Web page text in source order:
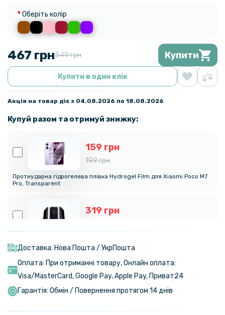
Оберіть колір
467 грн549 грн Купити
Купити в один клік
Акція на товар діє з 04.08.2026 по 18.08.2026
Купуй разом та отримуй знижку:
159 грн
199 грн
Протиударна гідрогелева плівка Hydrogel Film для Xiaomi Poco M7
Pro, Transparent
319 грн
M7 Pro, (Антишпигун, глянцева)
239 грн
299 грн
Доставка: Нова Пошта / УкрПошта
Оплата: При отриманні товару, Онлайн оплата:
Visa/MasterСard, Google Pay, Apple Pay, Приват24
Гарантія: Обмін / Повернення протягом 14 днів